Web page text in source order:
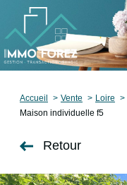
Accueil
Accueil Vente Loire
Maison individuelle f5
Retour